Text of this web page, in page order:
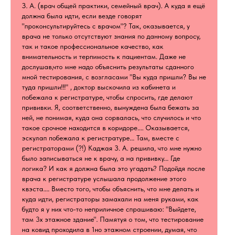
З. А. (врач общей практики, семейный врач). А куда я ещё
должна была идти, если везде говорят
"проконсультируйтесь с врачом"? Так, оказывается, у
врача не только отсутствуют знания по данному вопросу,
так и такое профессиональное качество, как
внимательность и терпимость к пациентам. Даже не
дослушав,что мне надо объяснить результаты сданного
мной тестирования, с возгласами "Вы куда пришли? Вы не
туда пришли!!!" , доктор выскочила из кабинета и
побежала к регистратуре, чтобы спросить, где делают
прививки. Я, соответственно, вынуждена была бежать за
ней, не понимая, куда она сорвалась, что случилось и что
такое срочное находится в коридоре.... Оказывается,
эскулап побежала к регистратуре... Там, вместе с
регистраторами (?!) Каджая З. А. решила, что мне нужно
было записываться не к врачу, а на прививку... Где
логика? И как я должна была это угадать? Подойдя после
врача к регистратуре услышала продолжение этого
квэста.... Вместо того, чтобы объяснить, что мне делать и
куда идти, регистраторы замахали на меня руками, как
будто я у них что-то неприличное спрашиваю: "Выйдете,
там 3х этажное здание". Памятуя о том, что тестирование
на ковид проходила в 1но этажном строении, думая, что